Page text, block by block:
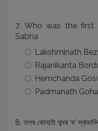
7. Who was the first
Sabha
Lakshminath
Rajanikanta
Hemchanda
Padmanath
8. তলৰ কোনটো শব্দৰ ‘ষ’